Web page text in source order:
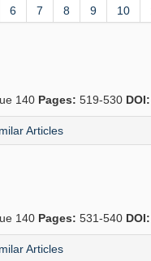
6 7 8 9 10
140 Pages: 519-530 DOI:
Articles
140 Pages: 531-540 DOI:
Articles